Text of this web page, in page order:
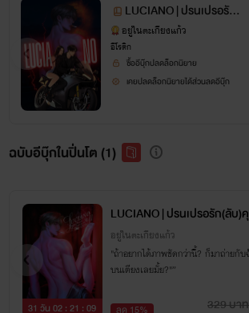
LUCIANO | ปรนเปรอรัก
(ลับ)คุณชายสารเลว
อยู่ในตะเกียงแก้ว
อีโรติก
ซื้ออีบุ๊กปลดล็อกนิยาย
เคยปลดล็อกนิยายได้ส่วนลดอีบุ๊ก
ฉบับอีบุ๊กในปิ่นโต (1)
31 วัน 02 : 21 : 08
LUCIANO | ปรนเปรอรัก(ลับ)
ว
อยู่ในตะเกียงแก้ว
"ถ้าอยากได้ภาพชัดกว่านี้? ก็มาถ่ายกั
บนเตียงเลยมั้ย?"”
ลด 15% 329 บาท